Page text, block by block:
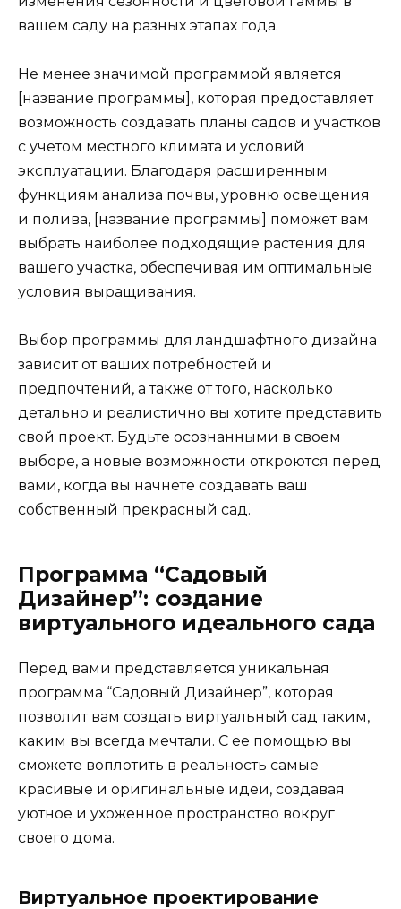
вашем саду на разных этапах года.
Не менее значимой программой является
[название программы], которая предоставляет
возможность создавать планы садов и участков
с учетом местного климата и условий
эксплуатации. Благодаря расширенным
функциям анализа почвы, уровню освещения
и полива, [название программы] поможет вам
выбрать наиболее подходящие растения для
вашего участка, обеспечивая им оптимальные
условия выращивания.
Выбор программы для ландшафтного дизайна
зависит от ваших потребностей и
предпочтений, а также от того, насколько
детально и реалистично вы хотите представить
свой проект. Будьте осознанными в своем
выборе, а новые возможности откроются перед
вами, когда вы начнете создавать ваш
собственный прекрасный сад.
Программа “Садовый
Дизайнер”: создание
виртуального идеального сада
Перед вами представляется уникальная
программа “Садовый Дизайнер”, которая
позволит вам создать виртуальный сад таким,
каким вы всегда мечтали. С ее помощью вы
сможете воплотить в реальность самые
красивые и оригинальные идеи, создавая
уютное и ухоженное пространство вокруг
своего дома.
Виртуальное проектирование